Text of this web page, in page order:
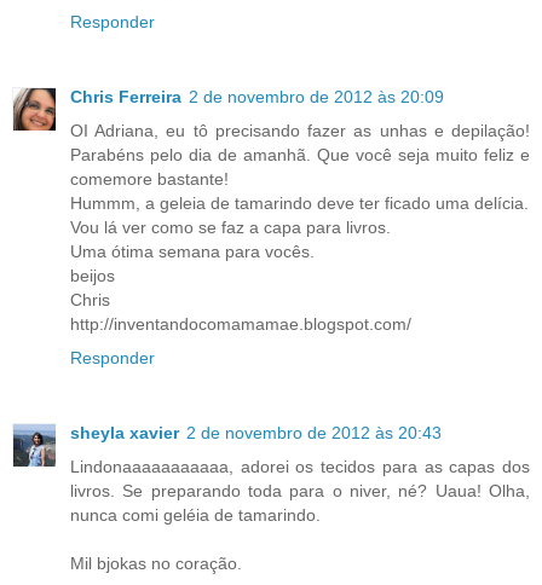
Responder
Chris Ferreira 2 de novembro de 2012 às 20:09
OI Adriana, eu tô precisando fazer as unhas e depilação!
Parabéns pelo dia de amanhã. Que você seja muito feliz e
comemore bastante!
Hummm, a geleia de tamarindo deve ter ficado uma delícia.
Vou lá ver como se faz a capa para livros.
Uma ótima semana para vocês.
beijos
Chris
http://inventandocomamamae.blogspot.com/
Responder
sheyla xavier 2 de novembro de 2012 às 20:43
Lindonaaaaaaaaaaa, adorei os tecidos para as capas dos
livros. Se preparando toda para o niver, né? Uaua! Olha,
nunca comi geléia de tamarindo.
Mil bjokas no coração.